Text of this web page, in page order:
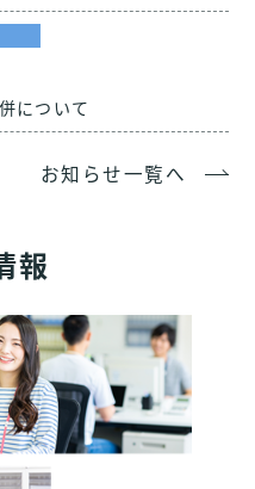
について
お知らせ一覧へ
報